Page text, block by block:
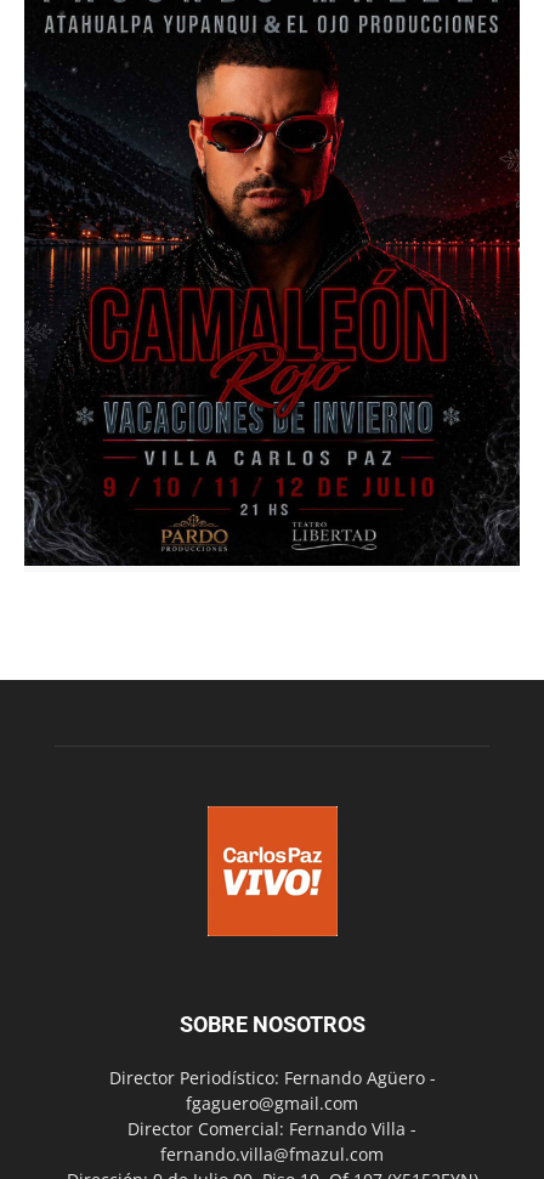
SOBRE NOSOTROS
Director Periodístico: Fernando Agüero -
fgaguero@gmail.com
Director Comercial: Fernando Villa -
fernando.villa@fmazul.com